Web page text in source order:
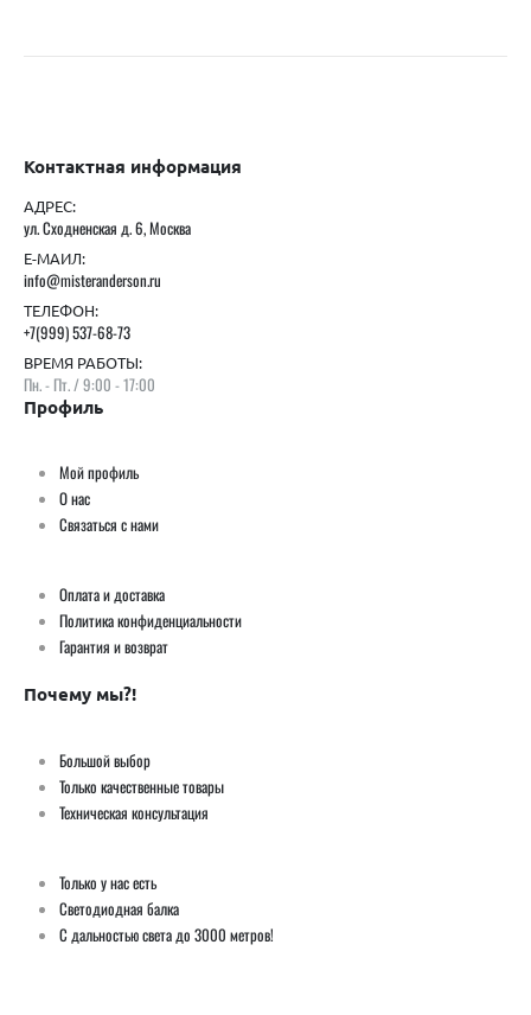
Контактная информация
АДРЕС:
ул. Сходненская д. 6, Москва
Е-МАИЛ:
info@misteranderson.ru
ТЕЛЕФОН:
+7(999) 537-68-73
ВРЕМЯ РАБОТЫ:
Пн. - Пт. / 9:00 - 17:00
Профиль
Мой профиль
О нас
Связаться с нами
Оплата и доставка
Политика конфиденциальности
Гарантия и возврат
Почему мы?!
Большой выбор
Только качественные товары
Техническая консультация
Только у нас есть
Светодиодная балка
С дальностью света до 3000 метров!